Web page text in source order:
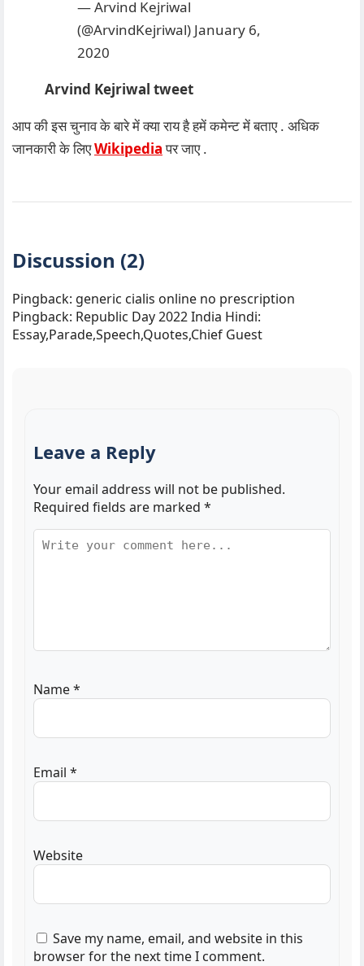
— Arvind Kejriwal
(@ArvindKejriwal) January 6,
2020
Arvind Kejriwal tweet
आप की इस चुनाव के बारे में क्या राय है हमें कमेन्ट में बताए . अधिक
जानकारी के लिएWikipediaपर जाए .
Discussion (2)
Pingback: generic cialis online no prescription
Pingback: Republic Day 2022 India Hindi:
Essay,Parade,Speech,Quotes,Chief Guest
Leave a Reply
Your email address will not be published.
Required fields are marked *
Name*
Email *
Website
Save my name, email, and website in this
browser for the next time I comment.